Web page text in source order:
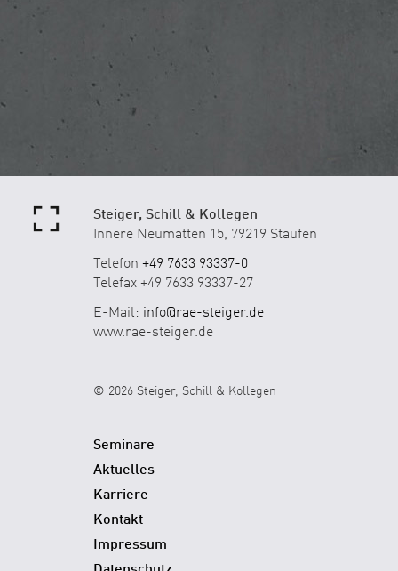
Steiger, Schill & Kollegen
Innere Neumatten 15, 79219 Staufen
Telefon +49 7633 93337-0
Telefax +49 7633 93337-27
E-Mail: info@rae-steiger.de
www.rae-steiger.de
© 2026 Steiger, Schill & Kollegen
Seminare
Aktuelles
Karriere
Kontakt
Impressum